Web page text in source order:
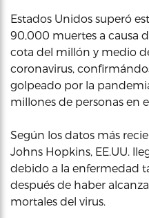
Estados Unidos superó
90,000 muertes a causa
cota del millón y medio
coronavirus,
golpeado por la
millones de personas en
Según los datos más
Johns Hopkins, EE.UU.
debido a la enfermedad
después de haber
mortales del virus.